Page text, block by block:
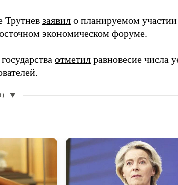
Трутнев заявил о планируемом
экономическом форуме.
отметил равновесие числа
▼